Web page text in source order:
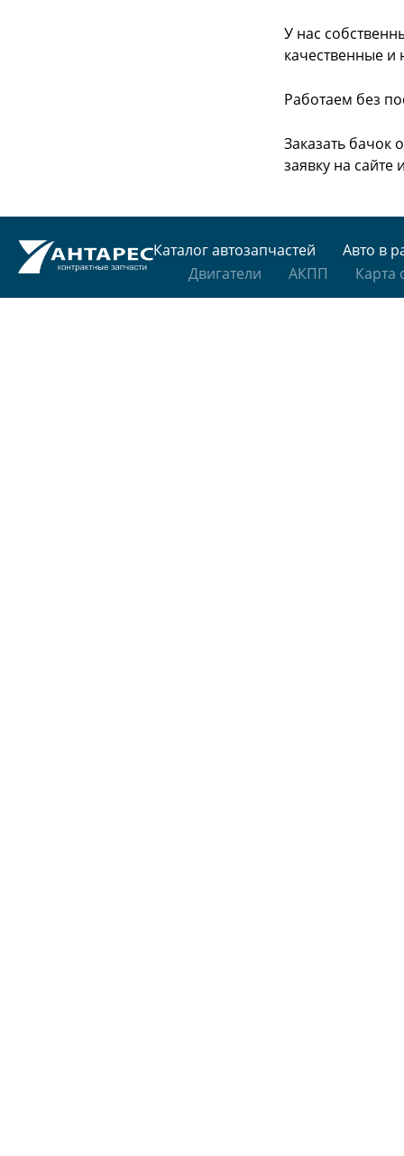
У нас
качественные и
Работаем без
Заказать
заявку на сайте
Каталог автозапчастей
Авто в
Двигатели
АКПП Карта